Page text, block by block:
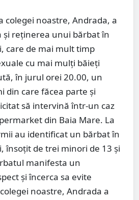
colegei noastre, Andrada, a
şi reţinerea unui bărbat în
care de mai mult timp
cu mai mulţi băieţi
în jurul orei 20.00, un
din care făcea parte şi
să intervină într-un caz
din Baia Mare. La
au identificat un bărbat în
însoţit de trei minori de 13 şi
manifesta un
şi încerca sa evite
noastre, Andrada a